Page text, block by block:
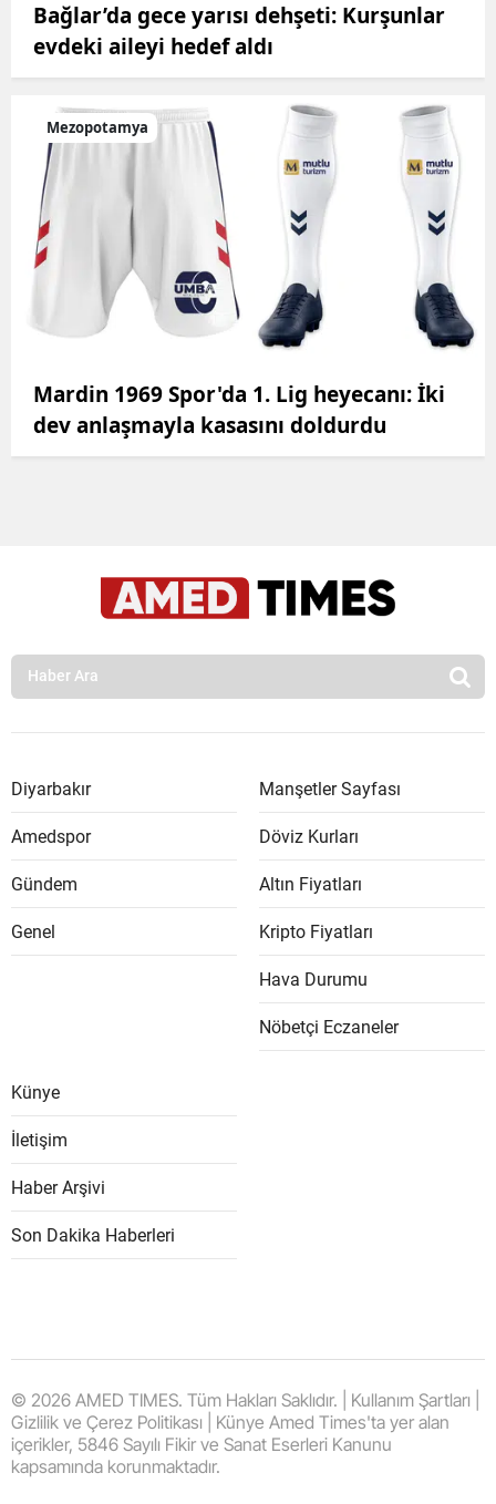
Bağlar’da gece yarısı dehşeti: Kurşunlar
evdeki aileyi hedef aldı
Mezopotamya
Mardin 1969 Spor'da 1. Lig heyecanı: İki
dev anlaşmayla kasasını doldurdu
Diyarbakır
Amedspor
Gündem
Genel
Manşetler Sayfası
Döviz Kurları
Altın Fiyatları
Kripto Fiyatları
Hava Durumu
Nöbetçi Eczaneler
Künye
İletişim
Haber Arşivi
Son Dakika Haberleri
© 2026 AMED TIMES. Tüm Hakları Saklıdır. | Kullanım Şartları |
Gizlilik ve Çerez Politikası | Künye Amed Times'ta yer alan
içerikler, 5846 Sayılı Fikir ve Sanat Eserleri Kanunu
kapsamında korunmaktadır.